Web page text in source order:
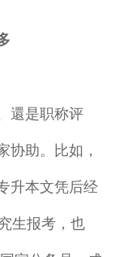
還是职称评
协助。比如，
升本文凭后经
生报考，也